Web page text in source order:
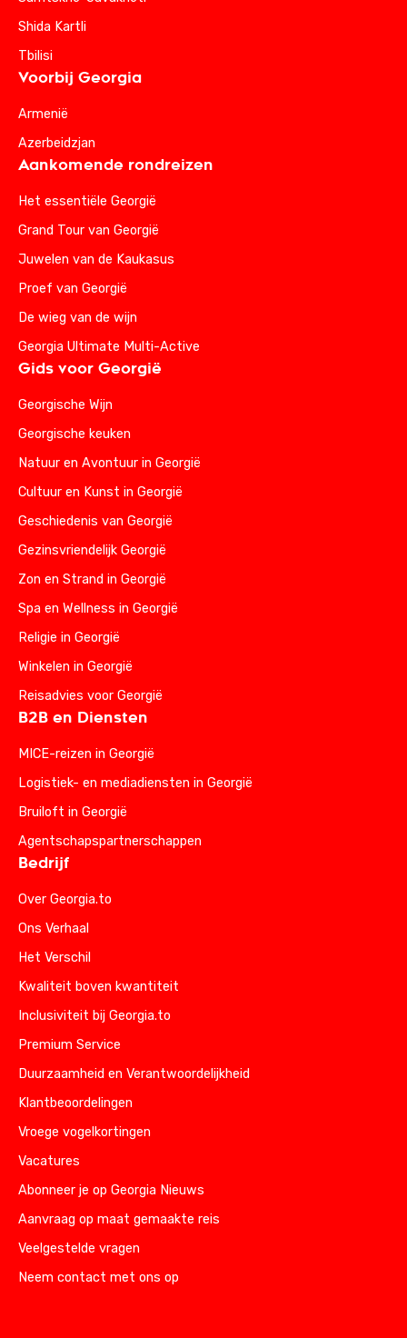
Shida Kartli
Tbilisi
Voorbij Georgia
Armenië
Azerbeidzjan
Aankomende rondreizen
Het essentiële Georgië
Grand Tour van Georgië
Juwelen van de Kaukasus
Proef van Georgië
De wieg van de wijn
Georgia Ultimate Multi-Active
Gids voor Georgië
Georgische Wijn
Georgische keuken
Natuur en Avontuur in Georgië
Cultuur en Kunst in Georgië
Geschiedenis van Georgië
Gezinsvriendelijk Georgië
Zon en Strand in Georgië
Spa en Wellness in Georgië
Religie in Georgië
Winkelen in Georgië
Reisadvies voor Georgië
B2B en Diensten
MICE-reizen in Georgië
Logistiek- en mediadiensten in Georgië
Bruiloft in Georgië
Agentschapspartnerschappen
Bedrijf
Over Georgia.to
Ons Verhaal
Het Verschil
Kwaliteit boven kwantiteit
Inclusiviteit bij Georgia.to
Premium Service
Duurzaamheid en Verantwoordelijkheid
Klantbeoordelingen
Vroege vogelkortingen
Vacatures
Abonneer je op Georgia Nieuws
Aanvraag op maat gemaakte reis
Veelgestelde vragen
Neem contact met ons op